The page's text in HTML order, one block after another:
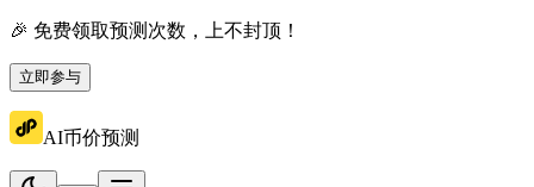
🎉 免费领取预测次数，上不封顶！
立即参与
AI币价预测